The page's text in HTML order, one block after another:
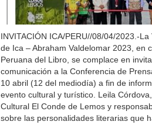
INVITACIÓN ICA/PERU//08/04/2023.-
de Ica – Abraham Valdelomar 2023, en
Peruana del Libro, se complace en
comunicación a la Conferencia de
10 abril (12 del mediodía) a fin de
evento cultural y turístico. Leila
Cultural El Conde de Lemos y
sobre las personalidades literarias que